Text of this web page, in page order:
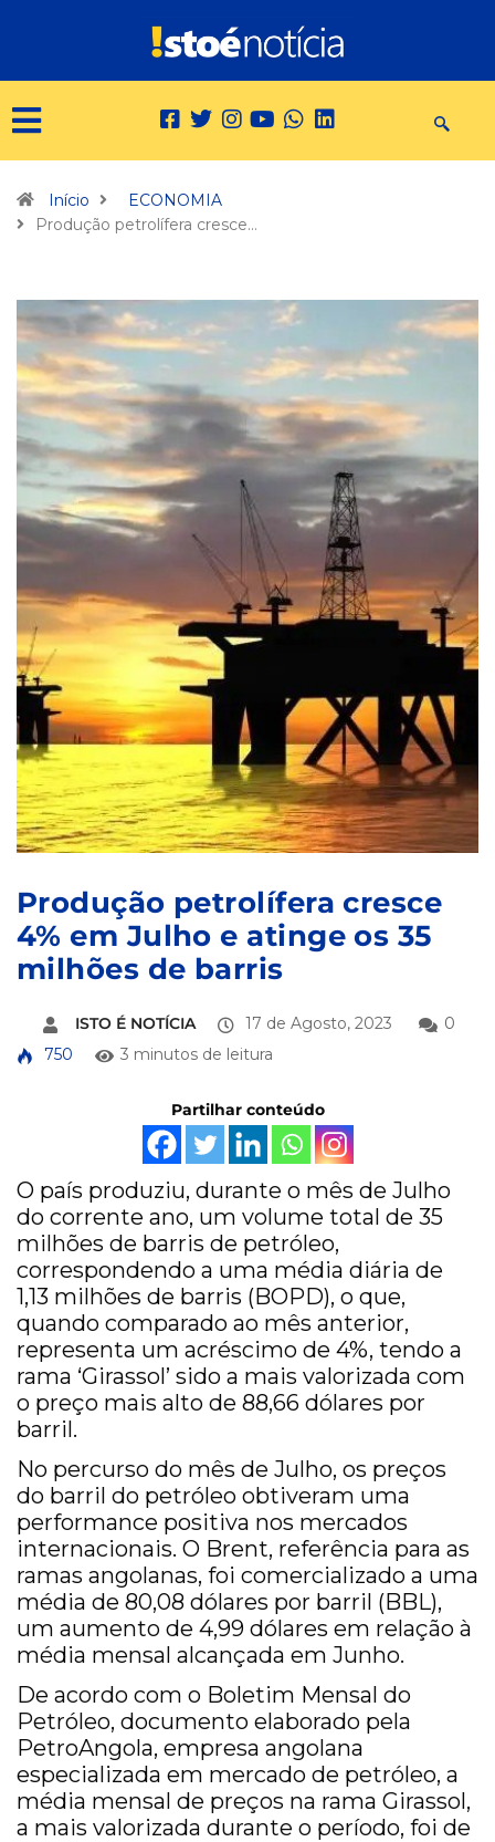
Início
ECONOMIA
Produção petrolífera cresce…
Produção petrolífera cresce
4% em Julho e atinge os 35
milhões de barris
ISTO É NOTÍCIA 17 de Agosto, 2023
0
750
3 minutos de leitura
Partilhar conteúdo
O país produziu, durante o mês de Julho
do corrente ano, um volume total de 35
milhões de barris de petróleo,
correspondendo a uma média diária de
1,13 milhões de barris (BOPD), o que,
quando comparado ao mês anterior,
representa um acréscimo de 4%, tendo a
rama ‘Girassol’ sido a mais valorizada com
o preço mais alto de 88,66 dólares por
barril.
No percurso do mês de Julho, os preços
do barril do petróleo obtiveram uma
performance positiva nos mercados
internacionais. O Brent, referência para as
ramas angolanas, foi comercializado a uma
média de 80,08 dólares por barril (BBL),
um aumento de 4,99 dólares em relação à
média mensal alcançada em Junho.
De acordo com o Boletim Mensal do
Petróleo, documento elaborado pela
PetroAngola, empresa angolana
especializada em mercado de petróleo, a
média mensal de preços na rama Girassol,
a mais valorizada durante o período, foi de